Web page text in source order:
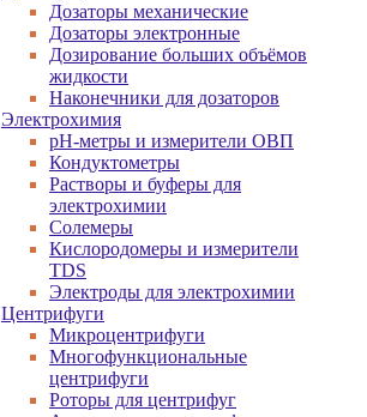
Дозаторы механические
Дозаторы электронные
Дозирование больших объёмов
жидкости
Наконечники для дозаторов
Электрохимия
pH-метры и измерители ОВП
Кондуктометры
Растворы и буферы для
электрохимии
Солемеры
Кислородомеры и измерители
TDS
Электроды для электрохимии
Центрифуги
Микроцентрифуги
Многофункциональные
центрифуги
Роторы для центрифуг